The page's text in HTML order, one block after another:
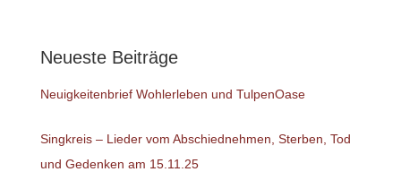
Neueste Beiträge
Neuigkeitenbrief Wohlerleben und TulpenOase
Singkreis – Lieder vom Abschiednehmen, Sterben, Tod
und Gedenken am 15.11.25